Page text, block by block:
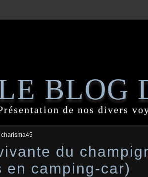
BLOG
de nos divers
du
en camping-car)